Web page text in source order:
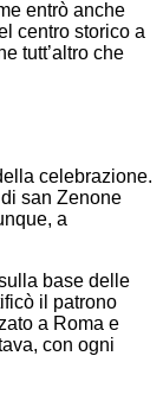
entrò anche
centro storico a
tutt’altro che
celebrazione.
san Zenone
a
base delle
il patrono
a Roma e
con ogni